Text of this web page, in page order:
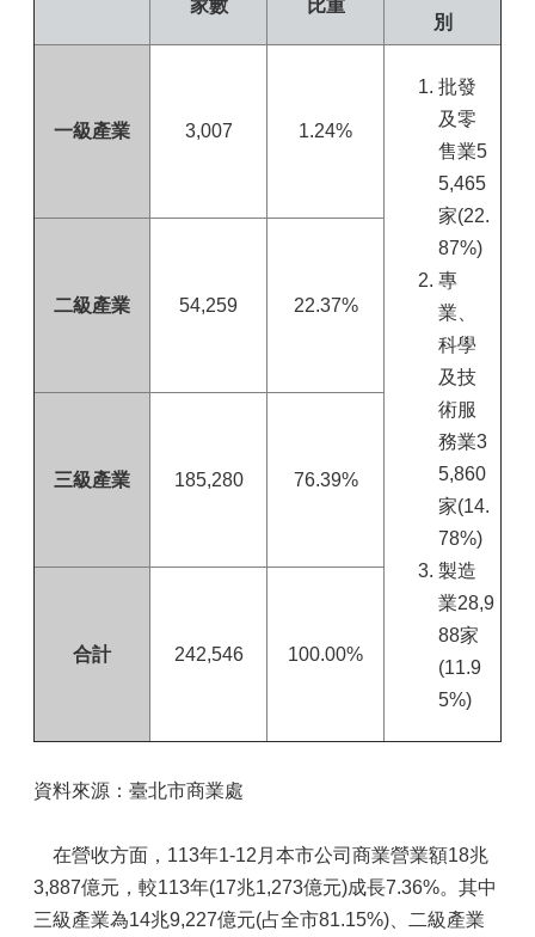
家數
比重
別
一級產業 3,007 1.24%
批發
及零
售業5
5,465
家(22.
87%)
專
業、
科學
及技
術服
務業3
5,860
家(14.
78%)
製造
業28,9
88家
(11.9
5%)
二級產業 54,259 22.37%
三級產業 185,280 76.39%
合計 242,546 100.00%
資料來源：臺北市商業處
在營收方面，113年1-12月本市公司商業營業額18兆
3,887億元，較113年(17兆1,273億元)成長7.36%。其中
三級產業為14兆9,227億元(占全市81.15%)、二級產業